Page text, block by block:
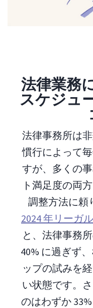
法律業務
スケジュ
法律事務所は
慣行によって
すが、多くの
ト満足度の両
調整方法に頼
2024 年リーガ
と、法律事務
40% に過ぎず
ップの試みを
い状態です。
のはわずか